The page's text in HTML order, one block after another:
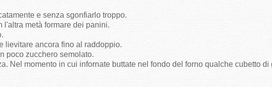
e senza sgonfiarlo troppo.
l'altra metà formare dei panini.
lievitare ancora fino al raddoppio.
poco zucchero semolato.
Nel momento in cui infornate buttate nel fondo del forno qualche cubetto di